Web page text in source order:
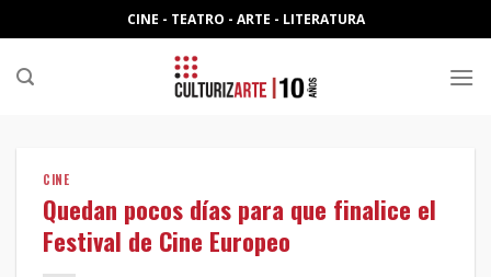
to
content
CINE - TEATRO - ARTE - LITERATURA
CINE
Quedan pocos días para que finalice el
Festival de Cine Europeo